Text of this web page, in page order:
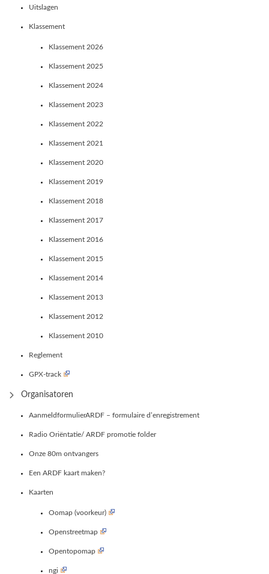
Uitslagen
Klassement
Klassement 2026
Klassement 2025
Klassement 2024
Klassement 2023
Klassement 2022
Klassement 2021
Klassement 2020
Klassement 2019
Klassement 2018
Klassement 2017
Klassement 2016
Klassement 2015
Klassement 2014
Klassement 2013
Klassement 2012
Klassement 2010
Reglement
GPX-track
Organisatoren
AanmeldformulierARDF – formulaire d’enregistrement
Radio Oriëntatie/ ARDF promotie folder
Onze 80m ontvangers
Een ARDF kaart maken?
Kaarten
Oomap (voorkeur)
Openstreetmap
Opentopomap
ngi